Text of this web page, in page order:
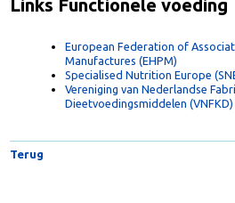
Links Functionele voeding
European Federation of
Manufactures (EHPM)
Specialised Nutrition Europe
Vereniging van Nederlandse